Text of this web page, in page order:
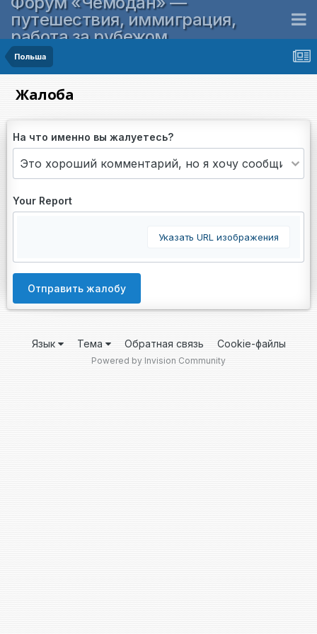
путешествия, иммиграция,
работа за рубежом
Польша
Жалоба
На что именно вы жалуетесь?
Your Report
Указать URL изображения
Отправить жалобу
Язык Тема Обратная связь Cookie-файлы
Powered by Invision Community